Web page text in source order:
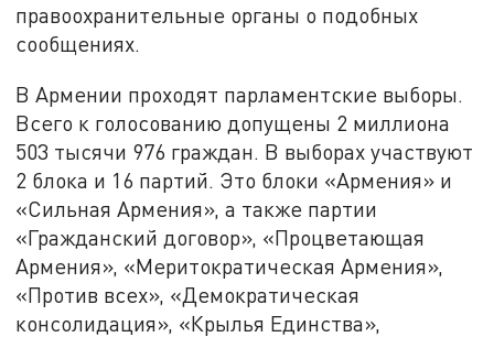
правоохранительные органы о подобных
сообщениях.
В Армении проходят парламентские выборы.
Всего к голосованию допущены 2 миллиона
503 тысячи 976 граждан. В выборах участвуют
2 блока и 16 партий. Это блоки «Армения» и
«Сильная Армения», а также партии
«Гражданский договор», «Процветающая
Армения», «Меритократическая Армения»,
«Против всех», «Демократическая
консолидация», «Крылья Единства»,